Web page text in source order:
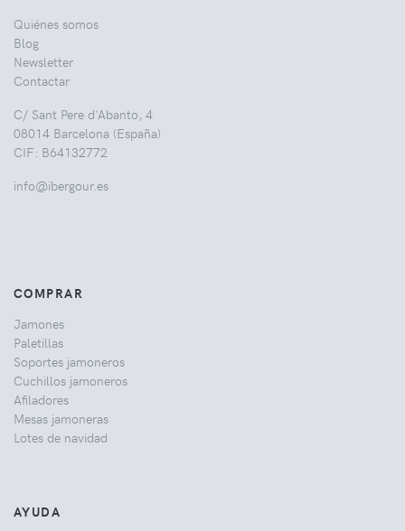
Quiénes somos
Blog
Newsletter
Contactar
C/ Sant Pere d'Abanto, 4
08014 Barcelona (España)
CIF: B64132772
info@ibergour.es
COMPRAR
Jamones
Paletillas
Soportes jamoneros
Cuchillos jamoneros
Afiladores
Mesas jamoneras
Lotes de navidad
AYUDA